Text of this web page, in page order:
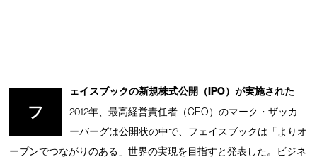
フ
ェイスブックの新規株式公開（IPO）が実施された
2012年、最高経営責任者（CEO）のマーク・ザッカ
ーバーグは公開状の中で、フェイスブックは「よりオ
ープンでつながりのある」世界の実現を目指すと発表した。ビジネ